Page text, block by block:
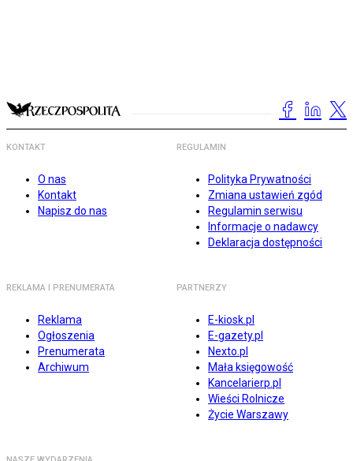
KONTAKT
O nas
Kontakt
Napisz do nas
REGULAMIN
Polityka Prywatności
Zmiana ustawień zgód
Regulamin serwisu
Informacje o nadawcy
Deklaracja dostępności
REKLAMA I PRENUMERATA
Reklama
Ogłoszenia
Prenumerata
Archiwum
PARTNERZY
E-kiosk.pl
E-gazety.pl
Nexto.pl
Mała księgowość
Kancelarierp.pl
Wieści Rolnicze
Życie Warszawy